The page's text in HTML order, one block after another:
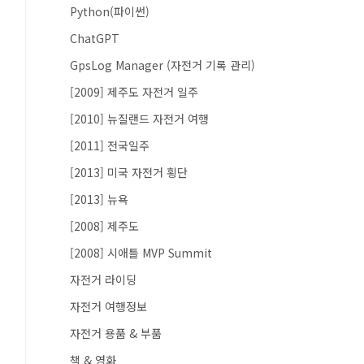
Python(파이썬)
ChatGPT
GpsLog Manager (자전거 기록 관리)
[2009] 제주도 자전거 일주
[2010] 뉴질랜드 자전거 여행
[2011] 전국일주
[2013] 미국 자전거 횡단
[2013] 뉴욕
[2008] 제주도
[2008] 시애틀 MVP Summit
자전거 라이딩
자전거 여행정보
자전거 용품 & 부품
책 & 영화